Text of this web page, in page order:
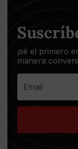
¡sé el primero
manera